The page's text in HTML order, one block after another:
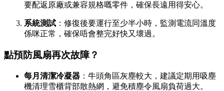
要配返原廠或兼容規格嘅零件，確保長遠用得安心。
系統測試 ：修復後要運行至少半小時，監測電流同溫度
係咪正常，確保唔會整完好快又壞過。
點預防風扇再次故障？
每月清潔冷凝器 ：牛頭角區灰塵較大，建議定期用吸塵
機清理雪櫃背部散熱網，避免積塵令風扇負荷過大。